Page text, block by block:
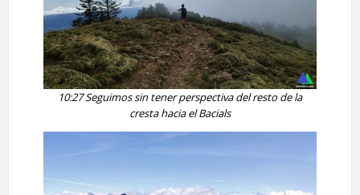
10:27 Seguimos sin tener perspectiva del resto de la
cresta hacia el Bacials